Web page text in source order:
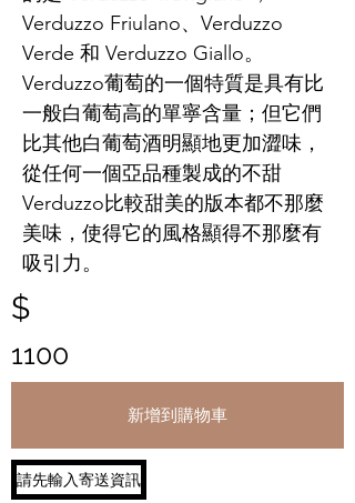
Verduzzo Friulano、Verduzzo
Verde 和 Verduzzo Giallo。
Verduzzo葡萄的一個特質是具有比
一般白葡萄高的單寧含量；但它們
比其他白葡萄酒明顯地更加澀味，
從任何一個亞品種製成的不甜
Verduzzo比較甜美的版本都不那麼
美味，使得它的風格顯得不那麼有
吸引力。
$
1100
新增到購物車
請先輸入寄送資訊